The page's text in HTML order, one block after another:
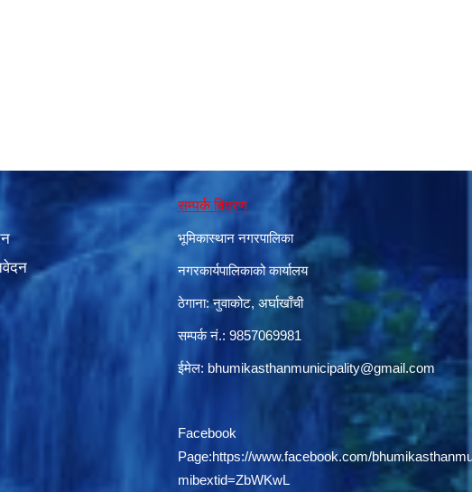
सम्पर्क विवरण
भूमिकास्थान नगरपालिका
नगरकार्यपालिकाको कार्यालय
ठेगाना: नुवाकोट, अर्घाखाँची
सम्पर्क नं.: 9857069981
ईमेल: bhumikasthanmunicipality@gmail.com
Facebook
Page:https://www.facebook.com/
mibextid=ZbWKwL